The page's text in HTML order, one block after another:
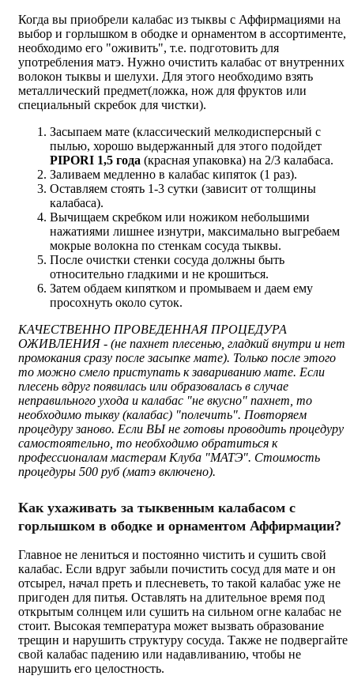
Когда вы приобрели калабас из тыквы с Аффирмациями на
выбор и горлышком в ободке и орнаментом в ассортименте,
необходимо его "оживить", т.е. подготовить для
употребления матэ. Нужно очистить калабас от внутренних
волокон тыквы и шелухи. Для этого необходимо взять
металлический предмет(ложка, нож для фруктов или
специальный скребок для чистки).
Засыпаем мате (классический мелкодисперсный с
пылью, хорошо выдержанный для этого подойдет
PIPORI 1,5 года (красная упаковка) на 2/3 калабаса.
Заливаем медленно в калабас кипяток (1 раз).
Оставляем стоять 1-3 сутки (зависит от толщины
калабаса).
Вычищаем скребком или ножиком небольшими
нажатиями лишнее изнутри, максимально выгребаем
мокрые волокна по стенкам сосуда тыквы.
После очистки стенки сосуда должны быть
относительно гладкими и не крошиться.
Затем обдаем кипятком и промываем и даем ему
просохнуть около суток.
КАЧЕСТВЕННО ПРОВЕДЕННАЯ ПРОЦЕДУРА
ОЖИВЛЕНИЯ - (не пахнет плесенью, гладкий внутри и нет
промокания сразу после засыпке мате). Только после этого
то можно смело приступать к завариванию мате. Если
плесень вдруг появилась или образовалась в случае
неправильного ухода и калабас "не вкусно" пахнет, то
необходимо тыкву (калабас) "полечить". Повторяем
процедуру заново. Если ВЫ не готовы проводить процедуру
самостоятельно, то необходимо обратиться к
профессионалам мастерам Клуба "МАТЭ". Стоимость
процедуры 500 руб (матэ включено).
Как ухаживать за тыквенным калабасом с
горлышком в ободке и орнаментом Аффирмации?
Главное не лениться и постоянно чистить и сушить свой
калабас. Если вдруг забыли почистить сосуд для мате и он
отсырел, начал преть и плесневеть, то такой калабас уже не
пригоден для питья. Оставлять на длительное время под
открытым солнцем или сушить на сильном огне калабас не
стоит. Высокая температура может вызвать образование
трещин и нарушить структуру сосуда. Также не подвергайте
свой калабас падению или надавливанию, чтобы не
нарушить его целостность.